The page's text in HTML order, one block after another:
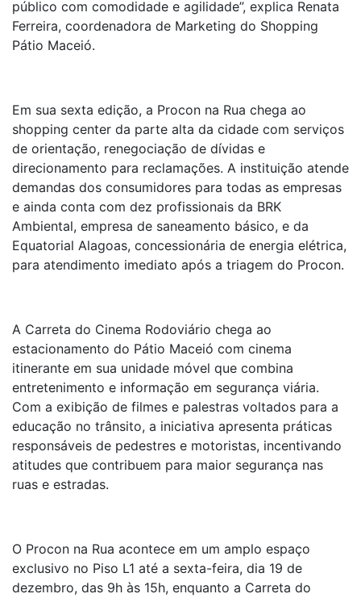
público com comodidade e agilidade”, explica Renata
Ferreira, coordenadora de Marketing do Shopping
Pátio Maceió.
Em sua sexta edição, a Procon na Rua chega ao
shopping center da parte alta da cidade com serviços
de orientação, renegociação de dívidas e
direcionamento para reclamações. A instituição atende
demandas dos consumidores para todas as empresas
e ainda conta com dez profissionais da BRK
Ambiental, empresa de saneamento básico, e da
Equatorial Alagoas, concessionária de energia elétrica,
para atendimento imediato após a triagem do Procon.
A Carreta do Cinema Rodoviário chega ao
estacionamento do Pátio Maceió com cinema
itinerante em sua unidade móvel que combina
entretenimento e informação em segurança viária.
Com a exibição de filmes e palestras voltados para a
educação no trânsito, a iniciativa apresenta práticas
responsáveis de pedestres e motoristas, incentivando
atitudes que contribuem para maior segurança nas
ruas e estradas.
O Procon na Rua acontece em um amplo espaço
exclusivo no Piso L1 até a sexta-feira, dia 19 de
dezembro, das 9h às 15h, enquanto a Carreta do